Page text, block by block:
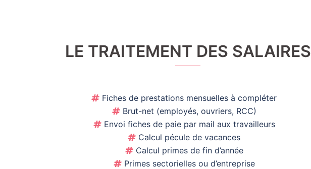
LE TRAITEMENT DES SALAIRES
Fiches de prestations mensuelles à compléter
Brut-net (employés, ouvriers, RCC)
Envoi fiches de paie par mail aux travailleurs
Calcul pécule de vacances
Calcul primes de fin d’année
Primes sectorielles ou d’entreprise